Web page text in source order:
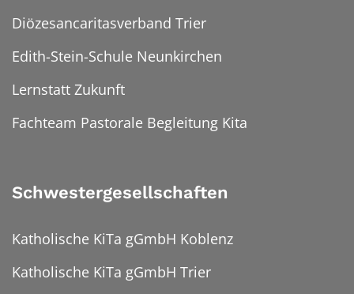
Diözesancaritasverband Trier
Edith-Stein-Schule Neunkirchen
Lernstatt Zukunft
Fachteam Pastorale Begleitung Kita
Schwestergesellschaften
Katholische KiTa gGmbH Koblenz
Katholische KiTa gGmbH Trier